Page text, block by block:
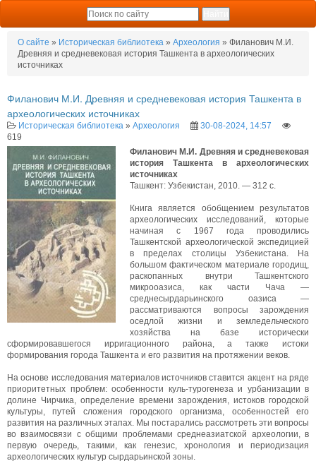
О сайте » Историческая библиотека » Археология » Филанович М.И.
Древняя и средневековая история Ташкента в археологических
источниках
Филанович М.И. Древняя и средневековая история Ташкента в
археологических источниках
Историческая библиотека » Археология
30-08-2024, 14:57
619
Филанович М.И. Древняя и средневековая
история Ташкента в археологических
источниках
Ташкент: Узбекистан, 2010. — 312 с.
Книга является обобщением результатов
археологических исследований, которые
начиная с 1967 года проводились
Ташкентской археологической экспедицией
в пределах столицы Узбекистана. На
большом фактическом материале городищ,
раскопанных внутри Ташкентского
микрооазиса, как части Чача —
среднесырдарьинского оазиса —
рассматриваются вопросы зарождения
оседлой жизни и земледельческого
хозяйства на базе исторически
сформировавшегося ирригационного района, а также истоки
формирования города Ташкента и его развития на протяжении веков.
На основе исследования материалов источников ставится акцент на ряде
приоритетных проблем: особенности куль-турогенеза и урбанизации в
долине Чирчика, определение времени зарождения, истоков городской
культуры, путей сложения городского организма, особенностей его
развития на различных этапах. Мы постарались рассмотреть эти вопросы
во взаимосвязи с общими проблемами среднеазиатской археологии, в
первую очередь, такими, как генезис, хронология и периодизация
археологических культур сырдарьинской зоны.